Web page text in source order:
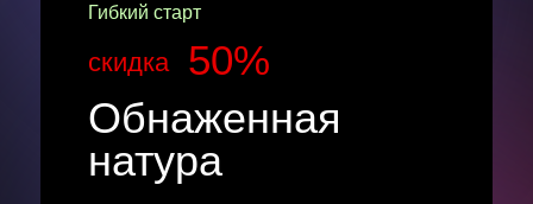
скидка 50%
Гибкий старт
Обнаженная
натура